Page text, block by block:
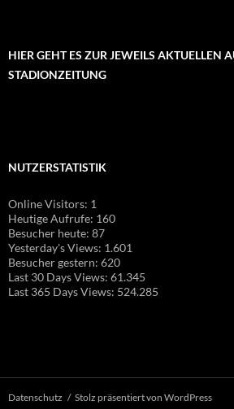
HIER GEHT ES ZUR JEWEILS AKTUELLEN
STADIONZEITUNG
NUTZERSTATISTIK
Online Visitors: 1
Heutige Aufrufe: 160
Besucher heute: 87
Yesterday's Views: 1.601
Besucher gestern: 620
Last 30 Days Views: 61.345
Last 365 Days Views: 524.285
Datenschutz Stolz präsentiert von WordPress